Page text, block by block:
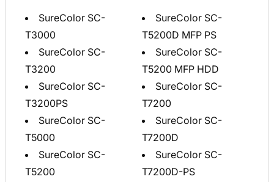
SureColor SC-
T3000
SureColor SC-
T3200
SureColor SC-
T3200PS
SureColor SC-
T5000
SureColor SC-
T5200
SureColor SC-
T5200D MFP PS
SureColor SC-
T5200 MFP HDD
SureColor SC-
T7200
SureColor SC-
T7200D
SureColor SC-
T7200D-PS